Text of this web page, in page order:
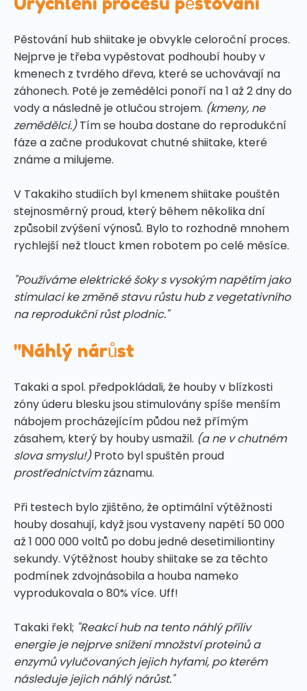
Pěstování hub shiitake je obvykle celoroční proces.
Nejprve je třeba vypěstovat podhoubí houby v
kmenech z tvrdého dřeva, které se uchovávají na
záhonech. Poté je zemědělci ponoří na 1 až 2 dny do
vody a následně je otlučou strojem. (kmeny, ne
zemědělci.)Tím se houba dostane do reprodukční
fáze a začne produkovat chutné shiitake, které
známe a milujeme.
V Takakiho studiích byl kmenem shiitake pouštěn
stejnosměrný proud, který během několika dní
způsobil zvýšení výnosů. Bylo to rozhodně mnohem
rychlejší než tlouct kmen robotem po celé měsíce.
"Používáme elektrické šoky s vysokým napětím jako
stimulaci ke změně stavu růstu hub z vegetativního
na reprodukční růst plodnic."
"Náhlý nárůst
Takaki a spol. předpokládali, že houby v blízkosti
zóny úderu blesku jsou stimulovány spíše menším
nábojem procházejícím půdou než přímým
zásahem, který by houby usmažil. (a ne v chutném
slova smyslu!)Proto byl spuštěn proud
prostřednictvímzáznamu.
Při testech bylo zjištěno, že optimální výtěžnosti
houby dosahují, když jsou vystaveny napětí 50 000
až 1 000 000 voltů po dobu jedné desetimiliontiny
sekundy. Výtěžnost houby shiitake se za těchto
podmínek zdvojnásobila a houba nameko
vyprodukovala o 80% více. Uff!
Takaki řekl; "Reakcí hub na tento náhlý příliv
energie je nejprve snížení množství proteinů a
enzymů vylučovaných jejich hyfami, po kterém
následuje jejich náhlý nárůst."